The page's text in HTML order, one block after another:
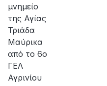
μνημείο
της Αγίας
Τριάδα
Μαύρικα
από το 6ο
ΓΕΛ
Αγρινίου